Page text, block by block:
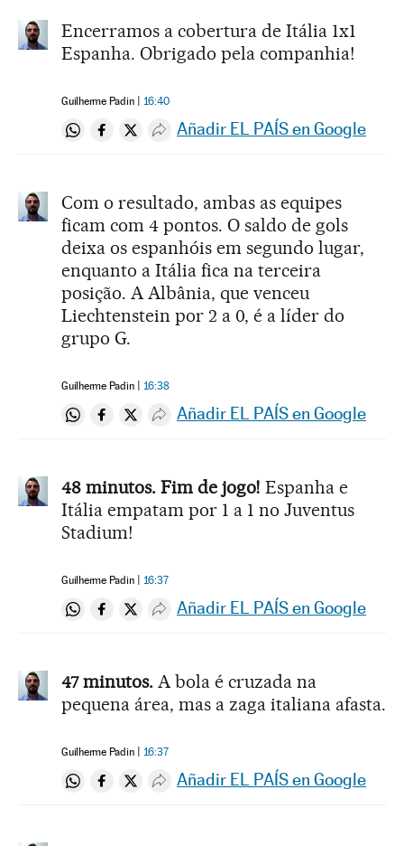
Encerramos a cobertura de Itália 1x1
Espanha. Obrigado pela companhia!
Guilherme Padin 16:40
Compartir en Whatsapp
Compartir en Facebook
Compartir en Twitter
Desplegar Redes Sociales
Añadir EL PAÍS en Google
Com o resultado, ambas as equipes
ficam com 4 pontos. O saldo de gols
deixa os espanhóis em segundo lugar,
enquanto a Itália fica na terceira
posição. A Albânia, que venceu
Liechtenstein por 2 a 0, é a líder do
grupo G.
Guilherme Padin 16:38
Compartir en Whatsapp
Compartir en Facebook
Compartir en Twitter
Desplegar Redes Sociales
Añadir EL PAÍS en Google
48 minutos. Fim de jogo! Espanha e
Itália empatam por 1 a 1 no Juventus
Stadium!
Guilherme Padin 16:37
Compartir en Whatsapp
Compartir en Facebook
Compartir en Twitter
Desplegar Redes Sociales
Añadir EL PAÍS en Google
47 minutos. A bola é cruzada na
pequena área, mas a zaga italiana afasta.
Guilherme Padin 16:37
Compartir en Whatsapp
Compartir en Facebook
Compartir en Twitter
Desplegar Redes Sociales
Añadir EL PAÍS en Google